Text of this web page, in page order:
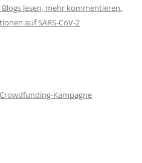
lesen, mehr kommentieren.
auf SARS-CoV-2
Kampagne